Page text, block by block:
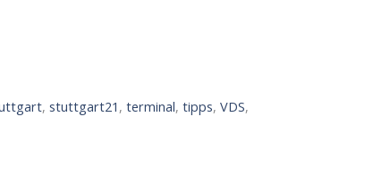
,stuttgart21 ,terminal,tipps,VDS,